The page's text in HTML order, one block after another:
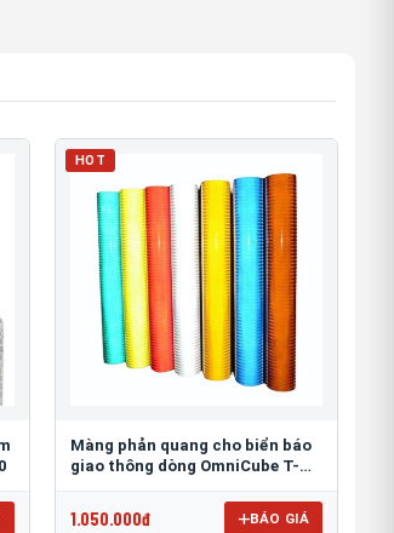
HOT
Màng phản quang cho biển báo
giao thông dòng OmniCube T-
1.050.000đ BÁO GIÁ